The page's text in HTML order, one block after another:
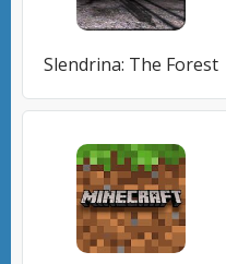
Slendrina: The Forest